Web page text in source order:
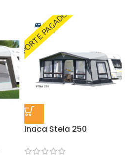
PORTE PAGADO
Inaca Stela 250